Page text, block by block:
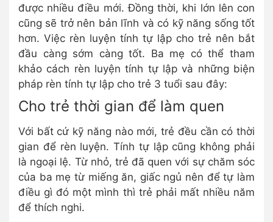
được nhiều điều mới. Đồng thời, khi lớn lên con
cũng sẽ trở nên bản lĩnh và có kỹ năng sống tốt
hơn. Việc rèn luyện tính tự lập cho trẻ nên bắt
đầu càng sớm càng tốt. Ba mẹ có thể tham
khảo cách rèn luyện tính tự lập và những biện
pháp rèn tính tự lập cho trẻ 3 tuổi sau đây:
Cho trẻ thời gian để làm quen
Với bất cứ kỹ năng nào mới, trẻ đều cần có thời
gian để rèn luyện. Tính tự lập cũng không phải
là ngoại lệ. Từ nhỏ, trẻ đã quen với sự chăm sóc
của ba mẹ từ miếng ăn, giấc ngủ nên để tự làm
điều gì đó một mình thì trẻ phải mất nhiều năm
để thích nghi.